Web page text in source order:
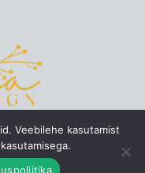
Veebilehe kasutamist